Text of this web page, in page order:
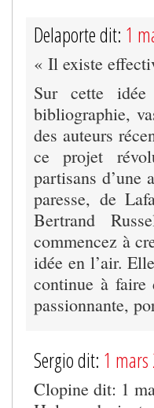
Delaporte dit: 1
« Il existe
Sur cette
bibliographie,
des auteurs
ce projet
partisans
paresse, de
Bertrand
commencez à
idée en l’air.
continue à faire
passionnante,
Sergio dit: 1 mars
Clopine dit: 1